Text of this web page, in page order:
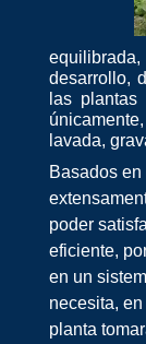
desarrollo,
las
lavada,
Basados
poder
eficiente,
en un
necesita,
planta